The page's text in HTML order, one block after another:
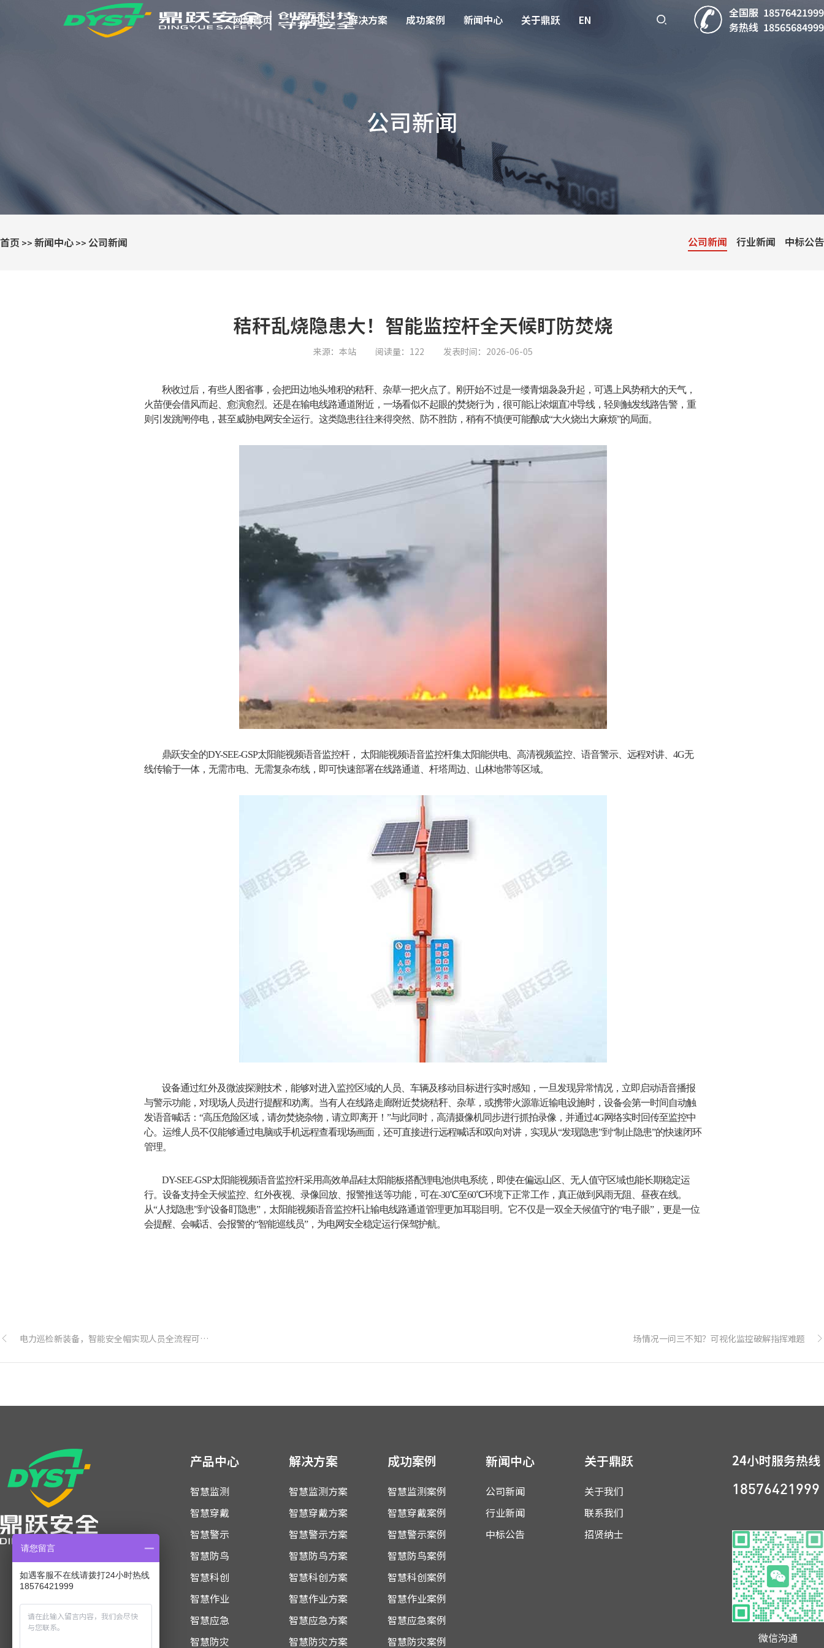
网站首页 产品中心 解决方案 成功案例 新闻中心 关于鼎跃 EN
全国服
务热线
18576421999
18565684999
公司新闻
首页 >> 新闻中心 >> 公司新闻 公司新闻 行业新闻 中标公告
秸秆乱烧隐患大！智能监控杆全天候盯防焚烧
来源：本站 阅读量：122 发表时间：2026-06-05
秋收过后，有些人图省事，会把田边地头堆积的秸秆、杂草一把火点了。刚开始不过是一缕青烟袅袅升起，可遇上风势稍大的天气，
火苗便会借风而起、愈演愈烈。还是在输电线路通道附近，一场看似不起眼的焚烧行为，很可能让浓烟直冲导线，轻则触发线路告警，重
则引发跳闸停电，甚至威胁电网安全运行。这类隐患往往来得突然、防不胜防，稍有不慎便可能酿成“大火烧出大麻烦”的局面。
鼎跃安全的DY-SEE-GSP太阳能视频语音监控杆， 太阳能视频语音监控杆集太阳能供电、高清视频监控、语音警示、远程对讲、4G无
线传输于一体，无需市电、无需复杂布线，即可快速部署在线路通道、杆塔周边、山林地带等区域。
设备通过红外及微波探测技术，能够对进入监控区域的人员、车辆及移动目标进行实时感知，一旦发现异常情况，立即启动语音播报
与警示功能，对现场人员进行提醒和劝离。当有人在线路走廊附近焚烧秸秆、杂草，或携带火源靠近输电设施时，设备会第一时间自动触
发语音喊话：“高压危险区域，请勿焚烧杂物，请立即离开！”与此同时，高清摄像机同步进行抓拍录像，并通过4G网络实时回传至监控中
心。运维人员不仅能够通过电脑或手机远程查看现场画面，还可直接进行远程喊话和双向对讲，实现从“发现隐患”到“制止隐患”的快速闭环
管理。
DY-SEE-GSP太阳能视频语音监控杆采用高效单晶硅太阳能板搭配锂电池供电系统，即使在偏远山区、无人值守区域也能长期稳定运
行。设备支持全天候监控、红外夜视、录像回放、报警推送等功能，可在-30℃至60℃环境下正常工作，真正做到风雨无阻、昼夜在线。
从“人找隐患”到“设备盯隐患”，太阳能视频语音监控杆让输电线路通道管理更加耳聪目明。它不仅是一双全天候值守的“电子眼”，更是一位
会提醒、会喊话、会报警的“智能巡线员”，为电网安全稳定运行保驾护航。
电力巡检新装备，智能安全帽实现人员全流程可视化管理 场情况一问三不知？可视化监控破解指挥难题
产品中心
智慧监测
智慧穿戴
智慧警示
智慧防鸟
智慧科创
智慧作业
智慧应急
智慧防灾
解决方案
智慧监测方案
智慧穿戴方案
智慧警示方案
智慧防鸟方案
智慧科创方案
智慧作业方案
智慧应急方案
智慧防灾方案
成功案例
智慧监测案例
智慧穿戴案例
智慧警示案例
智慧防鸟案例
智慧科创案例
智慧作业案例
智慧应急案例
智慧防灾案例
新闻中心
公司新闻
行业新闻
中标公告
关于鼎跃
关于我们
联系我们
招贤纳士
24小时服务热线
18576421999
微信沟通
请您留言
如遇客服不在线请拨打24小时热线
18576421999